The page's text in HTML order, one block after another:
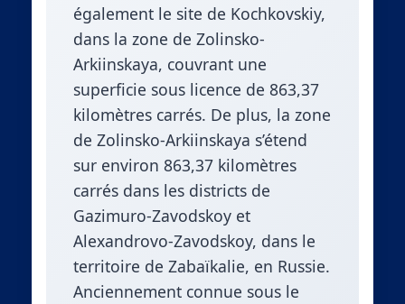
également le site de Kochkovskiy,
dans la zone de Zolinsko-
Arkiinskaya, couvrant une
superficie sous licence de 863,37
kilomètres carrés. De plus, la zone
de Zolinsko-Arkiinskaya s’étend
sur environ 863,37 kilomètres
carrés dans les districts de
Gazimuro-Zavodskoy et
Alexandrovo-Zavodskoy, dans le
territoire de Zabaïkalie, en Russie.
Anciennement connue sous le